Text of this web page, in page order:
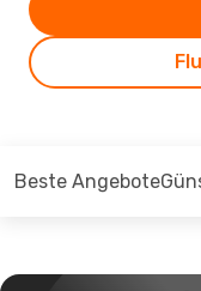
Beste Angebote